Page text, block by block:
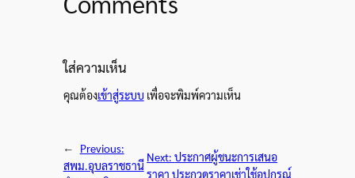
ใส่ความเห็น
คุณต้องเข้าสู่ระบบ เพื่อจะพิมพ์ความเห็น
←
Previous:
สพม.อุบลราชธานี
Next:ประกาศผู้ชนะการเสนอ
ราคา ประกวดราคาเช่าใช้อุปกรณ์